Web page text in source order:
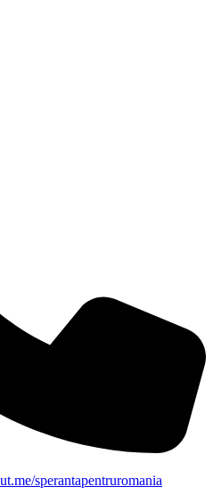
sperantapentruromania